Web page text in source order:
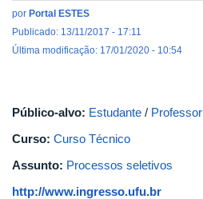
por Portal ESTES
Publicado: 13/11/2017 - 17:11
Última modificação: 17/01/2020 - 10:54
Público-alvo: Estudante / Professor
Curso: Curso Técnico
Assunto: Processos seletivos
http://www.ingresso.ufu.br